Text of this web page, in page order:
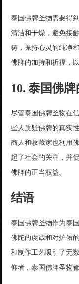
泰国佛牌圣物需要得
清洁和干燥，避免接
祷，保持心灵的纯净
佛牌的加持和祈福，
10. 泰国佛
尽管泰国佛牌圣物在
些人质疑佛牌的真实
商人和收藏家也利用
起了社会的关注，并
佛牌的正当权益。
结语
泰国佛牌圣物作为泰
佛陀的虔诚和对护佑
和制作工艺吸引了无
仰者，泰国佛牌圣物